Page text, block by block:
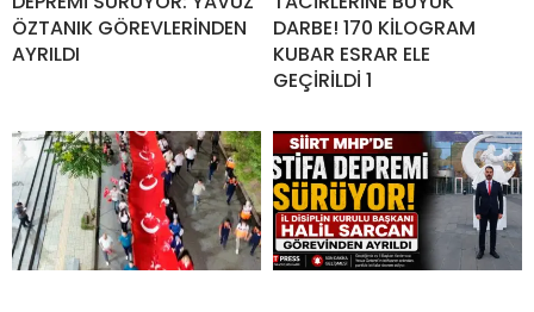
ÖZTANIK GÖREVLERİNDEN
AYRILDI
DARBE! 170 KİLOGRAM
KUBAR ESRAR ELE
GEÇİRİLDİ 1